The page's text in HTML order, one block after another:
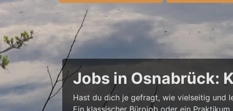
Jobs in Osnabrück:
Hast du dich je gefragt, wie vielseitig und